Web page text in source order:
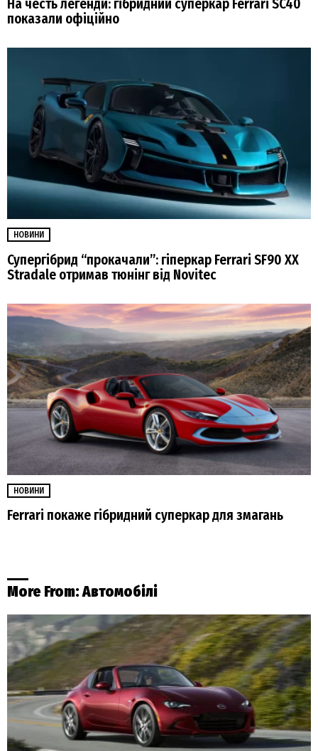
На честь легенди: гібридний суперкар Ferrari SC40
показали офіційно
НОВИНИ
Супергібрид “прокачали”: гіперкар Ferrari SF90 XX
Stradale отримав тюнінг від Novitec
НОВИНИ
Ferrari покаже гібридний суперкар для змагань
More From:Автомобілі